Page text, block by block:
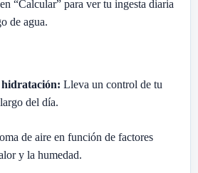
“Calcular” para ver tu ingesta diaria
de agua.
Lleva un control de tu
del día.
de aire en función de factores
y la humedad.